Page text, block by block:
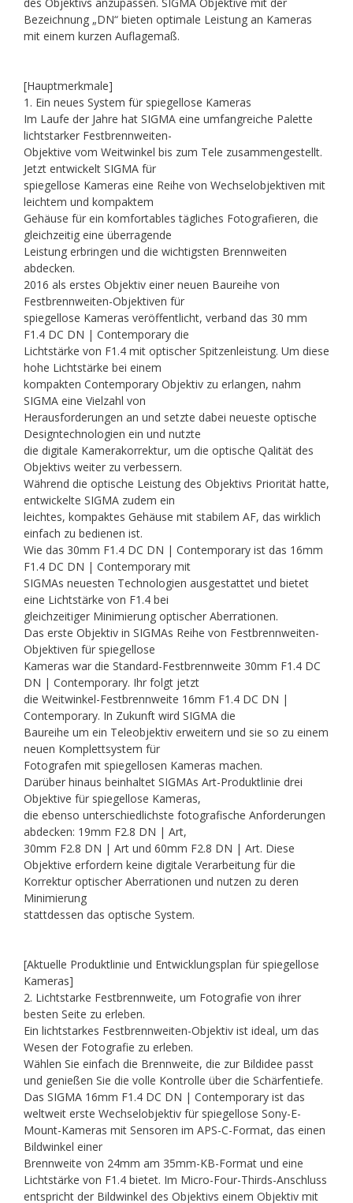
Bezeichnung „DN“ bieten optimale Leistung an Kameras
mit einem kurzen Auflagemaß.
[Hauptmerkmale]
1. Ein neues System für spiegellose Kameras
Im Laufe der Jahre hat SIGMA eine umfangreiche Palette
lichtstarker Festbrennweiten-
Objektive vom Weitwinkel bis zum Tele zusammengestellt.
Jetzt entwickelt SIGMA für
spiegellose Kameras eine Reihe von Wechselobjektiven mit
leichtem und kompaktem
Gehäuse für ein komfortables tägliches Fotografieren, die
gleichzeitig eine überragende
Leistung erbringen und die wichtigsten Brennweiten
abdecken.
2016 als erstes Objektiv einer neuen Baureihe von
Festbrennweiten-Objektiven für
spiegellose Kameras veröffentlicht, verband das 30 mm
F1.4 DC DN | Contemporary die
Lichtstärke von F1.4 mit optischer Spitzenleistung. Um diese
hohe Lichtstärke bei einem
kompakten Contemporary Objektiv zu erlangen, nahm
SIGMA eine Vielzahl von
Herausforderungen an und setzte dabei neueste optische
Designtechnologien ein und nutzte
die digitale Kamerakorrektur, um die optische Qalität des
Objektivs weiter zu verbessern.
Während die optische Leistung des Objektivs Priorität hatte,
entwickelte SIGMA zudem ein
leichtes, kompaktes Gehäuse mit stabilem AF, das wirklich
einfach zu bedienen ist.
Wie das 30mm F1.4 DC DN | Contemporary ist das 16mm
F1.4 DC DN | Contemporary mit
SIGMAs neuesten Technologien ausgestattet und bietet
eine Lichtstärke von F1.4 bei
gleichzeitiger Minimierung optischer Aberrationen.
Das erste Objektiv in SIGMAs Reihe von Festbrennweiten-
Objektiven für spiegellose
Kameras war die Standard-Festbrennweite 30mm F1.4 DC
DN | Contemporary. Ihr folgt jetzt
die Weitwinkel-Festbrennweite 16mm F1.4 DC DN |
Contemporary. In Zukunft wird SIGMA die
Baureihe um ein Teleobjektiv erweitern und sie so zu einem
neuen Komplettsystem für
Fotografen mit spiegellosen Kameras machen.
Darüber hinaus beinhaltet SIGMAs Art-Produktlinie drei
Objektive für spiegellose Kameras,
die ebenso unterschiedlichste fotografische Anforderungen
abdecken: 19mm F2.8 DN | Art,
30mm F2.8 DN | Art und 60mm F2.8 DN | Art. Diese
Objektive erfordern keine digitale Verarbeitung für die
Korrektur optischer Aberrationen und nutzen zu deren
Minimierung
stattdessen das optische System.
[Aktuelle Produktlinie und Entwicklungsplan für spiegellose
Kameras]
2. Lichtstarke Festbrennweite, um Fotografie von ihrer
besten Seite zu erleben.
Ein lichtstarkes Festbrennweiten-Objektiv ist ideal, um das
Wesen der Fotografie zu erleben.
Wählen Sie einfach die Brennweite, die zur Bildidee passt
und genießen Sie die volle Kontrolle über die Schärfentiefe.
Das SIGMA 16mm F1.4 DC DN | Contemporary ist das
weltweit erste Wechselobjektiv für spiegellose Sony-E-
Mount-Kameras mit Sensoren im APS-C-Format, das einen
Bildwinkel einer
Brennweite von 24mm am 35mm-KB-Format und eine
Lichtstärke von F1.4 bietet. Im Micro-Four-Thirds-Anschluss
entspricht der Bildwinkel des Objektivs einem Objektiv mit